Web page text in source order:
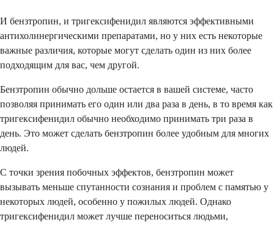
И бензтропин, и тригексифенидил являются эффективными
антихолинергическими препаратами, но у них есть некоторые
важные различия, которые могут сделать один из них более
подходящим для вас, чем другой.
Бензтропин обычно дольше остается в вашей системе, часто
позволяя принимать его один или два раза в день, в то время как
тригексифенидил обычно необходимо принимать три раза в
день. Это может сделать бензтропин более удобным для многих
людей.
С точки зрения побочных эффектов, бензтропин может
вызывать меньше спутанности сознания и проблем с памятью у
некоторых людей, особенно у пожилых людей. Однако
тригексифенидил может лучше переноситься людьми,